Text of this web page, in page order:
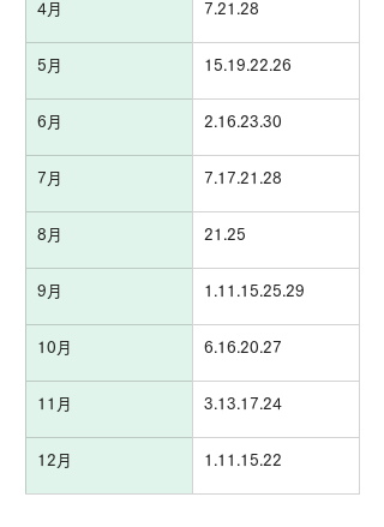
4月 7.21.28
5月 15.19.22.26
6月 2.16.23.30
7月 7.17.21.28
8月 21.25
9月 1.11.15.25.29
10月 6.16.20.27
11月 3.13.17.24
12月 1.11.15.22